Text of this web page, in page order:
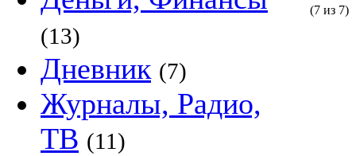
(13)
Дневник (7)
Журналы, Радио,
ТВ (11)
(7 из 7)